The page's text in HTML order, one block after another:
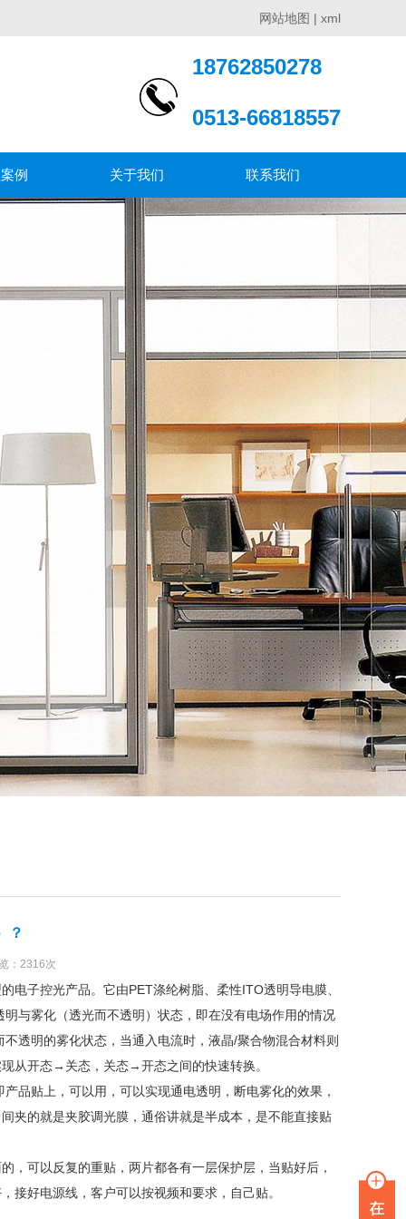
网站地图 | xml
18762850278
0513-66818557
例 关于我们 联系我们
？
：2316次
电子控光产品。它由PET涤纶树脂、柔性ITO透明导电膜、
与雾化（透光而不透明）状态，即在没有电场作用的情况
透明的雾化状态，当通入电流时，液晶/聚合物混合材料则
从开态→关态，关态→开态之间的快速转换。
品贴上，可以用，可以实现通电透明，断电雾化的效果，
夹的就是夹胶调光膜，通俗讲就是半成本，是不能直接贴
，可以反复的重贴，两片都各有一层保护层，当贴好后，
接好电源线，客户可以按视频和要求，自己贴。